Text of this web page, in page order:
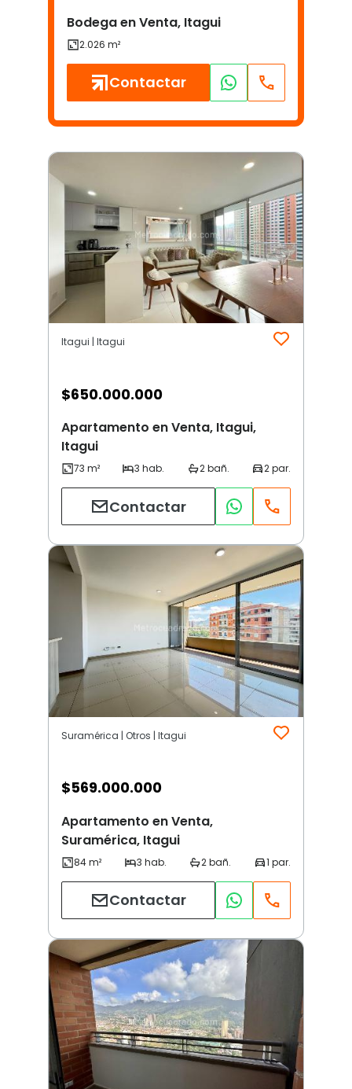
Bodega en Venta, Itagui
Contactar
Itagui | Itagui
$650.000.000
Apartamento en Venta, Itagui,
Itagui
Contactar
Suramérica | Otros | Itagui
$569.000.000
Apartamento en Venta,
Suramérica, Itagui
Contactar